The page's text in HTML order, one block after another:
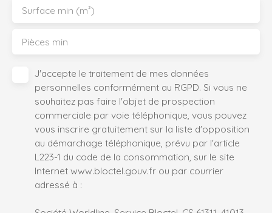
Surface min (m²)
Pièces min
J'accepte le traitement de mes données
personnelles conformément au RGPD. Si vous ne
souhaitez pas faire l'objet de prospection
commerciale par voie téléphonique, vous pouvez
vous inscrire gratuitement sur la liste d'opposition
au démarchage téléphonique, prévu par l'article
L223-1 du code de la consommation, sur le site
Internet www.bloctel.gouv.fr ou par courrier
adressé à :